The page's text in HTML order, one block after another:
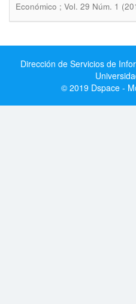
Económico ; Vol. 29 Núm. 1
Dirección de Servicios de
© 2019 Dspace -